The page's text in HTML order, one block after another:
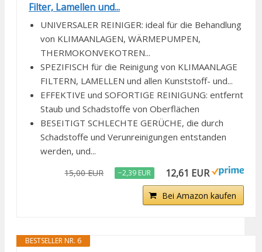
Filter, Lamellen und...
UNIVERSALER REINIGER: ideal für die Behandlung
von KLIMAANLAGEN, WÄRMEPUMPEN,
THERMOKONVEKOTREN...
SPEZIFISCH für die Reinigung von KLIMAANLAGE
FILTERN, LAMELLEN und allen Kunststoff- und...
EFFEKTIVE und SOFORTIGE REINIGUNG: entfernt
Staub und Schadstoffe von Oberflächen
BESEITIGT SCHLECHTE GERÜCHE, die durch
Schadstoffe und Verunreinigungen entstanden
werden, und...
15,00 EUR −2,39 EUR 12,61 EUR
Bei Amazon kaufen
BESTSELLER NR. 6